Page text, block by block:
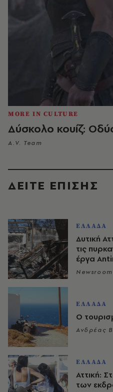
MORE IN CULTURE
Δύσκολο κουίζ:
A.V. Team
ΔΕΙΤΕ ΕΠΙΣΗΣ
ΕΛΛΑΔΑ
Δυτική
τις
έργα
Newsroom
ΕΛΛΑΔΑ
Ο
Ανδρέας
ΕΛΛΑΔΑ
Αττική:
των